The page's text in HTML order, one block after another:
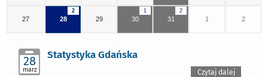
27
2
28 29
1
30
2
31 1 2
28
marz
Statystyka Gdańska
Czytaj dalej